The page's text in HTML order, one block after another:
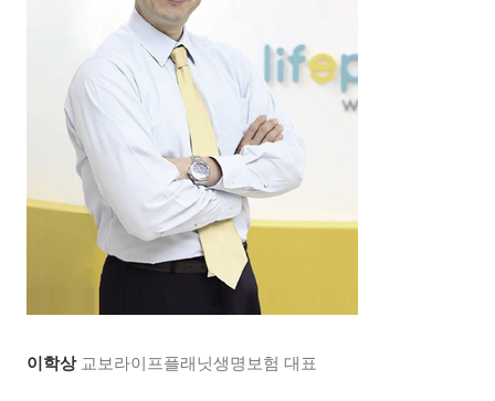
이학상 교보라이프플래닛생명보험 대표